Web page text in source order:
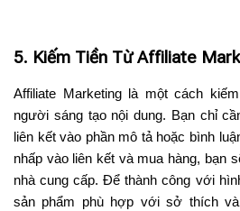
5. Kiếm Tiền Từ Affiliate
Affiliate Marketing là một cách
người sáng tạo nội dung. Bạn chỉ
liên kết vào phần mô tả hoặc bình
nhấp vào liên kết và mua hàng, bạn
nhà cung cấp. Để thành công với
sản phẩm phù hợp với sở thích